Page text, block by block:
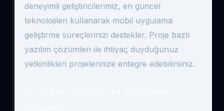
deneyimli geliştiricilerimiz, en güncel
teknolojileri kullanarak mobil uygulama
geliştirme süreçlerinizi destekler. Proje bazlı
yazılım çözümleri ile ihtiyaç duyduğunuz
yetkinlikleri projelerinize entegre edebilirsiniz.